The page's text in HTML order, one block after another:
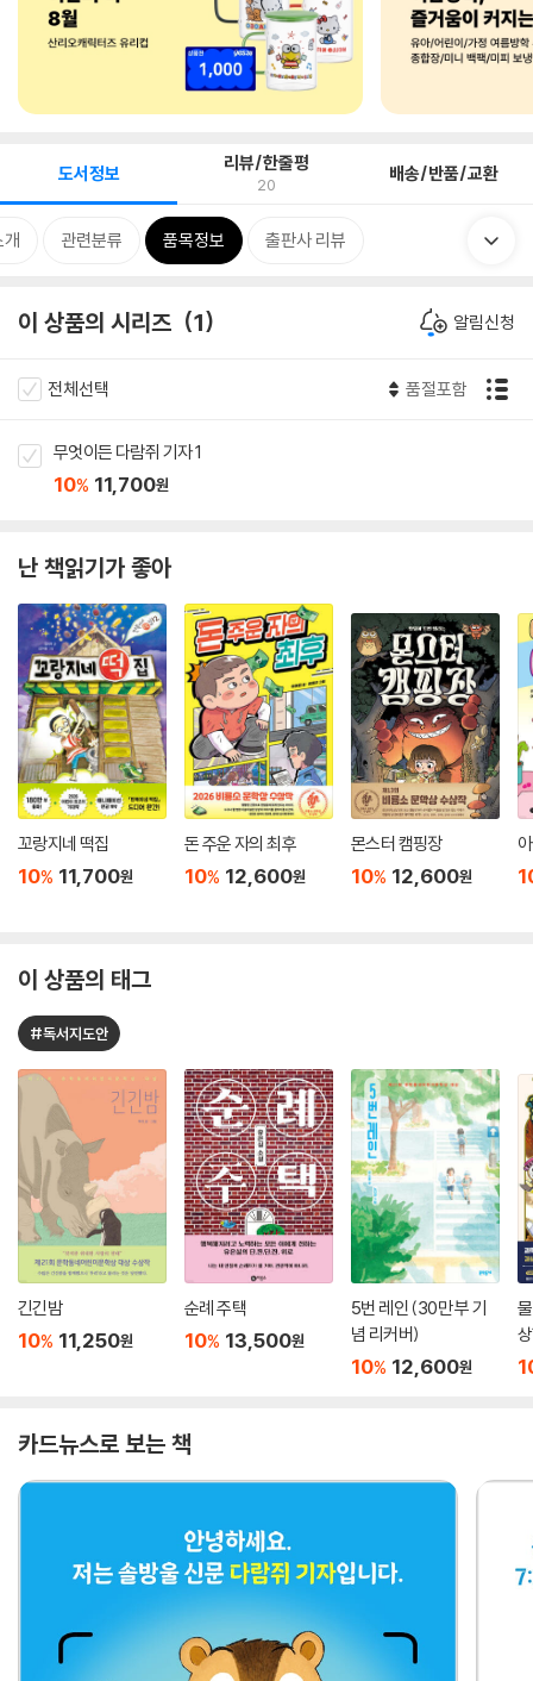
도서정보 리뷰/한줄평
20 배송/반품/교환
개 관련분류 품목정보 출판사 리뷰
이 상품의 시리즈 1 알림신청
전체선택 품절포함
무엇이든 다람쥐 기자 1
10% 11,700원
난 책읽기가 좋아
꼬랑지네 떡집
10% 11,700원
돈 주운 자의 최후
10% 12,600원
몬스터 캠핑장
10% 12,600원
이 상품의 태그
#독서지도안
긴긴밤
10% 11,250원
순례 주택
10% 13,500원
5번 레인 (30만 부 기
념 리커버)
10% 12,600원
카드뉴스로 보는 책